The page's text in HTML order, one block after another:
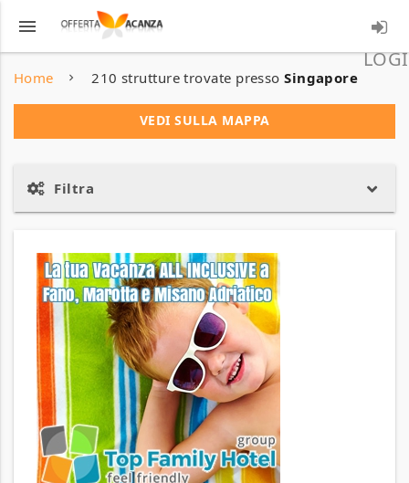
menu
Home 210 strutture trovate pressoSingapore
VEDI SULLA MAPPA
Filtra